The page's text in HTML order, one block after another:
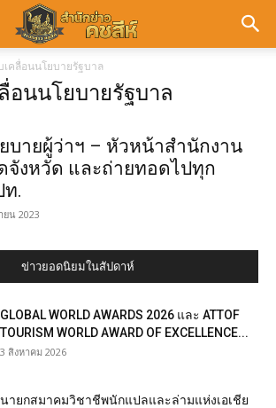
เคลื่อนนโยบายรัฐบาล
อนนโยบายรัฐบาล
บายผู้ว่าฯ – หัวหน้าสำนักงาน
จังหวัด และถ่ายทอดไปทุก
ท.
ยน 2023
ข่าวยอดนิยมในสัปดาห์
GLOBAL WORLD AWARDS 2026 และ ATTOF
TOURISM WORLD AWARD OF EXCELLENCE...
3 สิงหาคม 2026
นายกสมาคมวิชาชีพนักแปลและล่ามแห่งเอเชีย